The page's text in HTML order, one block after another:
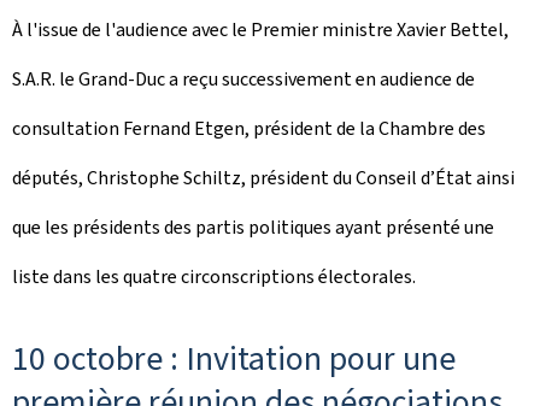
À l'issue de l'audience avec le Premier ministre Xavier Bettel,
S.A.R. le Grand-Duc a reçu successivement en audience de
consultation Fernand Etgen, président de la Chambre des
députés, Christophe Schiltz, président du Conseil d’État ainsi
que les présidents des partis politiques ayant présenté une
liste dans les quatre circonscriptions électorales.
10 octobre : Invitation pour une